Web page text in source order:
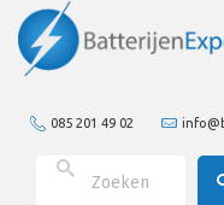
085 201 49 02